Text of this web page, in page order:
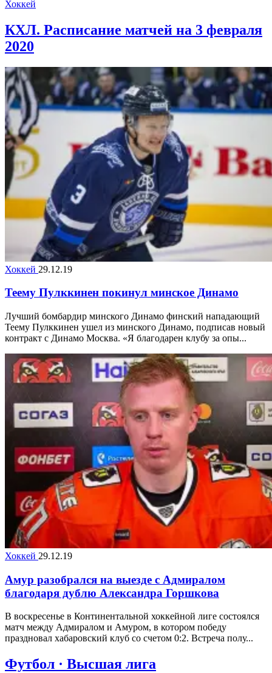
Хоккей
КХЛ. Расписание матчей на 3 февраля
2020
Хоккей 29.12.19
Теему Пулккинен покинул минское Динамо
Лучший бомбардир минского Динамо финский нападающий
Теему Пулккинен ушел из минского Динамо, подписав новый
контракт с Динамо Москва. «Я благодарен клубу за опы...
Хоккей 29.12.19
Амур разобрался на выезде с Адмиралом
благодаря дублю Александра Горшкова
В воскресенье в Континентальной хоккейной лиге состоялся
матч между Адмиралом и Амуром, в котором победу
праздновал хабаровский клуб со счетом 0:2. Встреча полу...
Футбол · Высшая лига